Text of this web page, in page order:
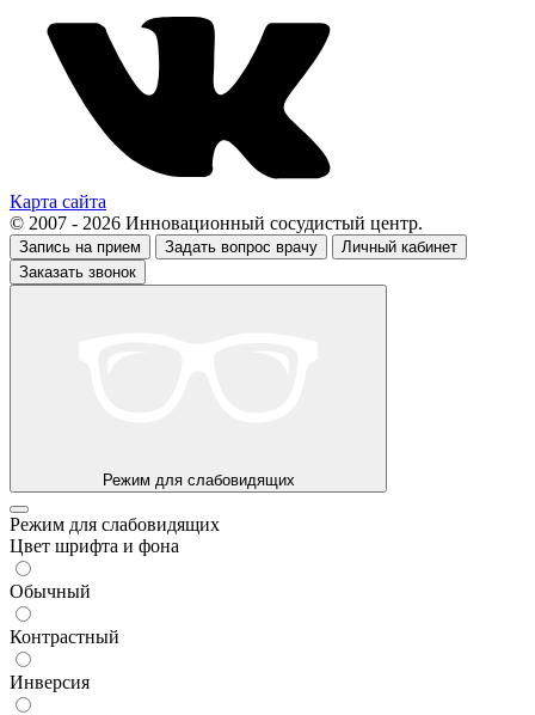
Карта сайта
© 2007 - 2026 Инновационный сосудистый центр.
Запись на прием Задать вопрос врачу
Личный кабинет
Заказать звонок
Режим для слабовидящих
Режим для слабовидящих
Цвет шрифта и фона
Обычный
Контрастный
Инверсия